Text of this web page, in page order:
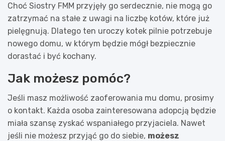
Choć Siostry FMM przyjęły go serdecznie, nie mogą go
zatrzymać na stałe z uwagi na liczbę kotów, które już
pielęgnują. Dlatego ten uroczy kotek pilnie potrzebuje
nowego domu, w którym będzie mógł bezpiecznie
dorastać i być kochany.
Jak możesz pomóc?
Jeśli masz możliwość zaoferowania mu domu, prosimy
o kontakt. Każda osoba zainteresowana adopcją będzie
miała szansę zyskać wspaniałego przyjaciela. Nawet
jeśli nie możesz przyjąć go do siebie, możesz